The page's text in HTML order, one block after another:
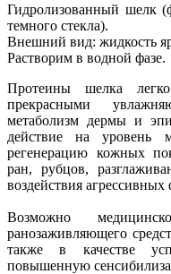
Гидролизованный шелк
темного стекла).
Внешний вид: жидкость
Растворим в водной фазе.
Протеины шелка
прекрасными
метаболизм дермы и
действие на уровень
регенерацию кожных
ран, рубцов,
воздействия
Возможно
ранозаживляющего
также в качестве
повышенную